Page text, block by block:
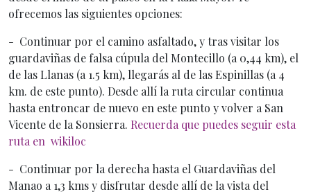
ofrecemos las siguientes opciones:
- Continuar por el camino asfaltado, y tras visitar los
guardaviñas de falsa cúpula del Montecillo (a 0,44 km), el
de las Llanas (a 1.5 km), llegarás al de las Espinillas (a 4
km. de este punto). Desde allí la ruta circular continua
hasta entroncar de nuevo en este punto y volver a San
Vicente de la Sonsierra. Recuerda que puedes seguir esta
ruta en wikiloc
- Continuar por la derecha hasta el Guardaviñas del
Manao a 1,3 kms y disfrutar desde allí de la vista del